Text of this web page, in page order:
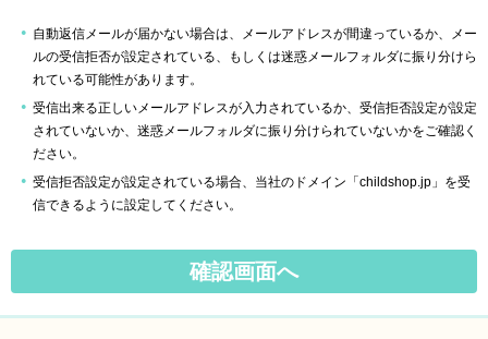
自動返信メールが届かない場合は、メールアドレスが間違っているか、メー
ルの受信拒否が設定されている、もしくは迷惑メールフォルダに振り分けら
れている可能性があります。
受信出来る正しいメールアドレスが入力されているか、受信拒否設定が設定
されていないか、迷惑メールフォルダに振り分けられていないかをご確認く
ださい。
受信拒否設定が設定されている場合、当社のドメイン「childshop.jp」を受
信できるように設定してください。